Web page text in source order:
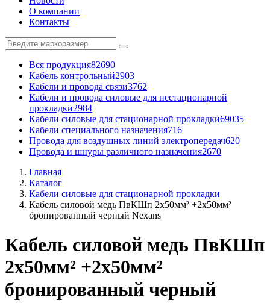
О компании
Контакты
Вся продукция82690
Кабель контрольный2903
Кабели и провода связи3762
Кабели и провода силовые для нестационарной
прокладки2984
Кабели силовые для стационарной прокладки69035
Кабели специального назначения716
Провода для воздушных линий электропередач620
Провода и шнуры различного назначения2670
Главная
Каталог
Кабели силовые для стационарной прокладки
Кабель силовой медь ПвКШп 2x50мм² +2x50мм²
бронированный черный Nexans
Кабель силовой медь ПвКШп
2x50мм² +2x50мм²
бронированный черный